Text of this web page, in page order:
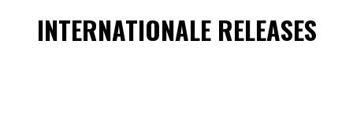
INTERNATIONALE RELEASES